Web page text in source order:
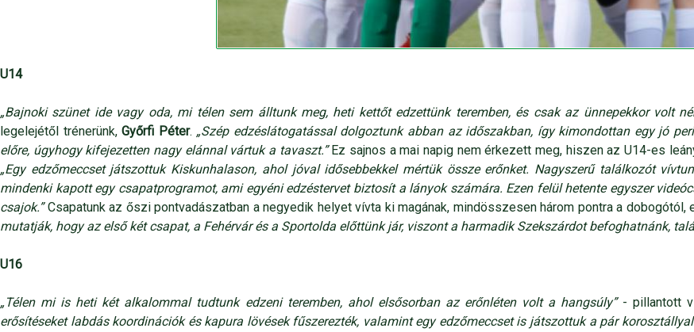
U14
„Bajnoki szünet ide vagy oda, mi télen sem álltunk meg, heti kettőt edzettünk teremben, és csak az ünnepekkor volt
legelejétől trénerünk,Győrfi Péter. „Szép edzéslátogatással dolgoztunk abban az időszakban, így kimondottan egy jó
előre, úgyhogy kifejezetten nagy elánnal vártuk a tavaszt.”Ez sajnos a mai napig nem érkezett meg, hiszen az U14-es
„Egy edzőmeccset játszottuk Kiskunhalason, ahol jóval idősebbekkel mértük össze erőnket. Nagyszerű találkozót
mindenki kapott egy csapatprogramot, ami egyéni edzéstervet biztosít a lányok számára. Ezen felül hetente egyszer
csajok.”Csapatunk az őszi pontvadászatban a negyedik helyet vívta ki magának, mindösszesen három pontra a
mutatják, hogy az első két csapat, a Fehérvár és a Sportolda előttünk jár, viszont a harmadik Szekszárdot befoghatnánk,
U16
„Télen mi is heti két alkalommal tudtunk edzeni teremben, ahol elsősorban az erőnléten volt a hangsúly” - pillantott
erősítéseket labdás koordinációk és kapura lövések fűszerezték, valamint egy edzőmeccset is játszottuk a pár